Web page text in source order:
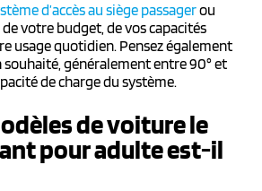
d’accès au siège passagerou
votre budget, de vos capacités
usage quotidien. Pensez également
souhaité, généralement entre 90° et
de charge du système.
de voiture le
pour adulte est-il